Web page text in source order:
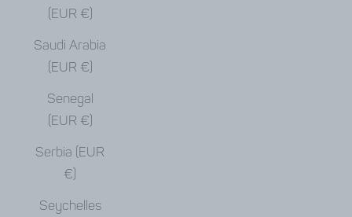
(EUR €)
Saudi Arabia
(EUR €)
Senegal
(EUR €)
Serbia (EUR
€)
Seychelles